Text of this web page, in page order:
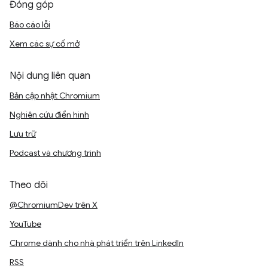
Đóng góp
Báo cáo lỗi
Xem các sự cố mở
Nội dung liên quan
Bản cập nhật Chromium
Nghiên cứu điển hình
Lưu trữ
Podcast và chương trình
Theo dõi
@ChromiumDev trên X
YouTube
Chrome dành cho nhà phát triển trên LinkedIn
RSS